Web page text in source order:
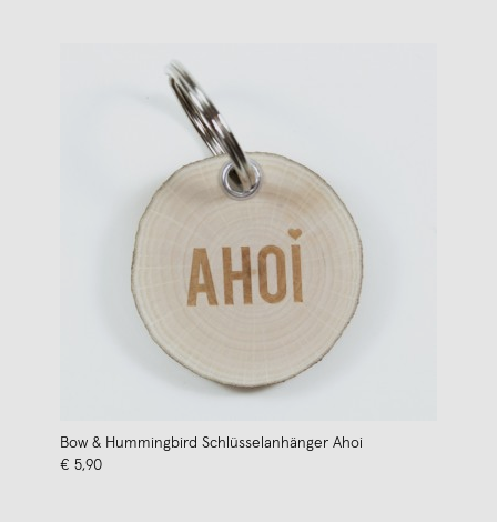
Bow & Hummingbird Schlüsselanhänger Ahoi
€ 5,90